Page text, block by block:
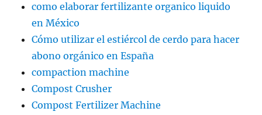
como elaborar fertilizante organico liquido
en México
Cómo utilizar el estiércol de cerdo para hacer
abono orgánico en España
compaction machine
Compost Crusher
Compost Fertilizer Machine